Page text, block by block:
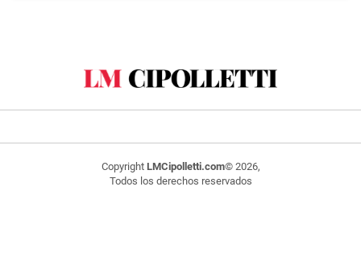
Copyright LMCipolletti.com© 2026,
Todos los derechos reservados